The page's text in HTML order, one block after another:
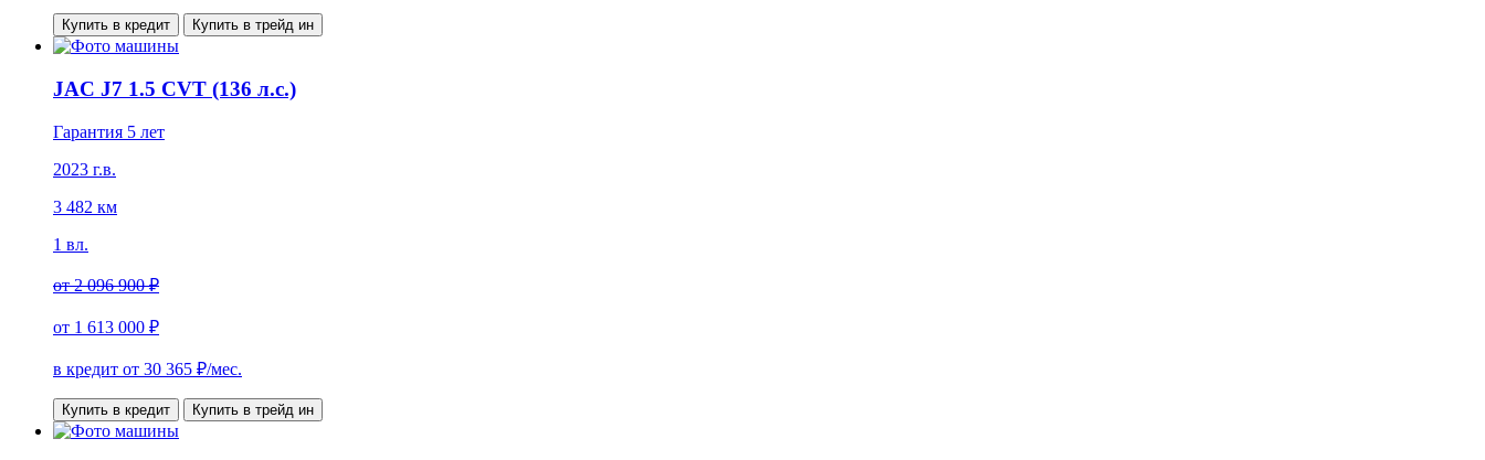
Купить в кредит Купить в трейд ин
JAC J7 1.5 CVT (136 л.с.)
Гарантия 5 лет
2023 г.в.
3 482 км
1 вл.
от2 096 900 ₽
от 1 613 000 ₽
в кредит от 30 365 ₽/мес.
Купить в кредит Купить в трейд ин